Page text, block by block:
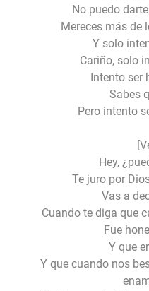
No puedo
Mereces más de
Y solo
Cariño, solo
Intento ser
Sabes
Pero intento
Hey,
Te juro por
Vas a
Cuando te diga que
Fue
Y que
Y que cuando nos